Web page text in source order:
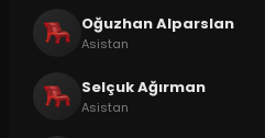
Oğuzhan Alparslan
Asistan
Selçuk Ağırman
Asistan